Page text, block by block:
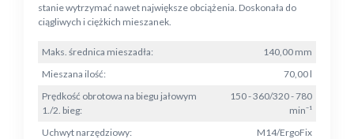
stanie wytrzymać nawet największe obciążenia. Doskonała do
ciągliwych i ciężkich mieszanek.
Maks. średnica mieszadła:
140,00 mm
Mieszana ilość:
70,00 l
Prędkość obrotowa na biegu jałowym
1./2. bieg:
150 - 360/320 - 780
min⁻¹
Uchwyt narzędziowy:
M14/ErgoFix